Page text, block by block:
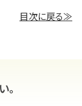
目次に戻る≫
。